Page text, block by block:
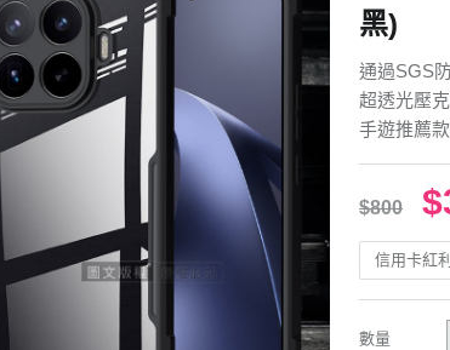
黑)
通過SGS
超透光壓
手遊推薦
$800
信用卡紅
數量